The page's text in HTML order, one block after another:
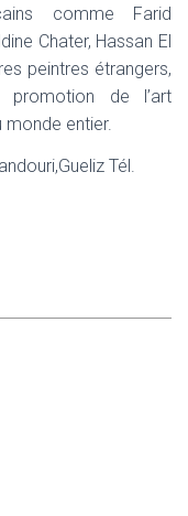
comme Farid
Chater, Hassan El
peintres étrangers,
de l’art
entier.
Tél.